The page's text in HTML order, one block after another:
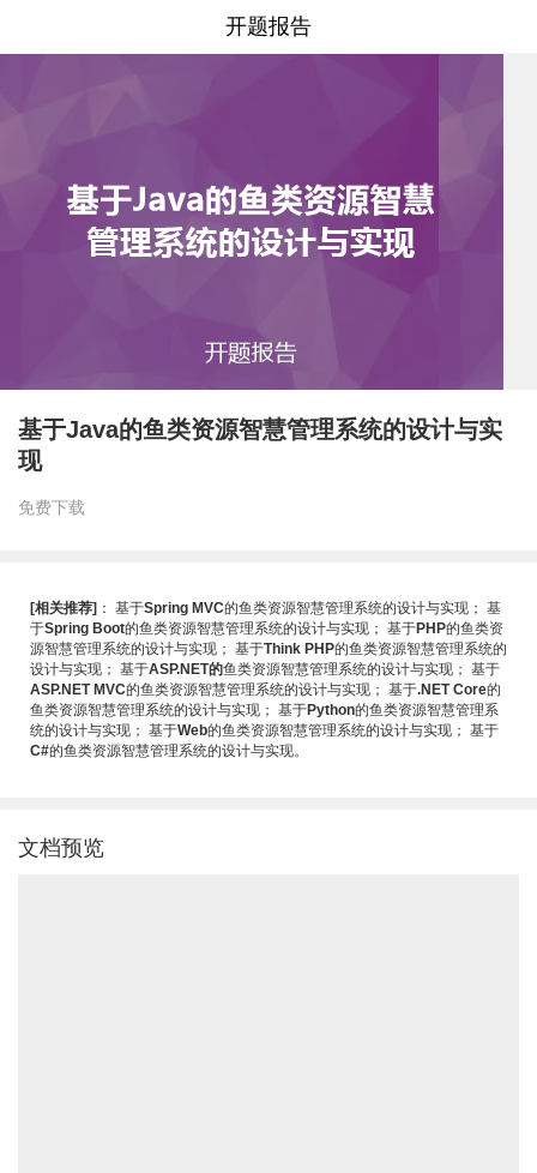
开题报告
基于Java的鱼类资源智慧管理系统的设计与实
现
免费下载
[相关推荐] ： 基于Spring MVC的鱼类资源智慧管理系统的设计与实现 ； 基
于Spring Boot的鱼类资源智慧管理系统的设计与实现 ； 基于PHP的鱼类资
源智慧管理系统的设计与实现 ； 基于Think PHP的鱼类资源智慧管理系统的
设计与实现 ； 基于ASP.NET的鱼类资源智慧管理系统的设计与实现 ； 基于
ASP.NET MVC的鱼类资源智慧管理系统的设计与实现 ； 基于.NET Core的
鱼类资源智慧管理系统的设计与实现 ； 基于Python的鱼类资源智慧管理系
统的设计与实现 ； 基于Web的鱼类资源智慧管理系统的设计与实现 ； 基于
C#的鱼类资源智慧管理系统的设计与实现。
文档预览